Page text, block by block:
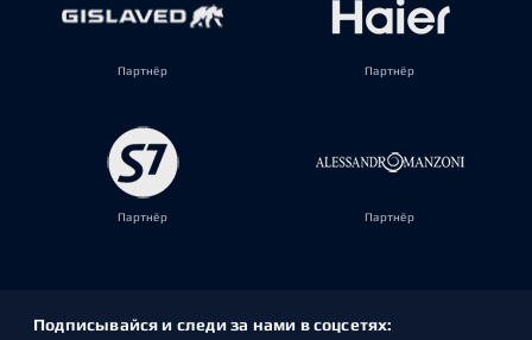
Партнёр Партнёр
Партнёр Партнёр
Подписывайся и следи за нами в соцсетях: